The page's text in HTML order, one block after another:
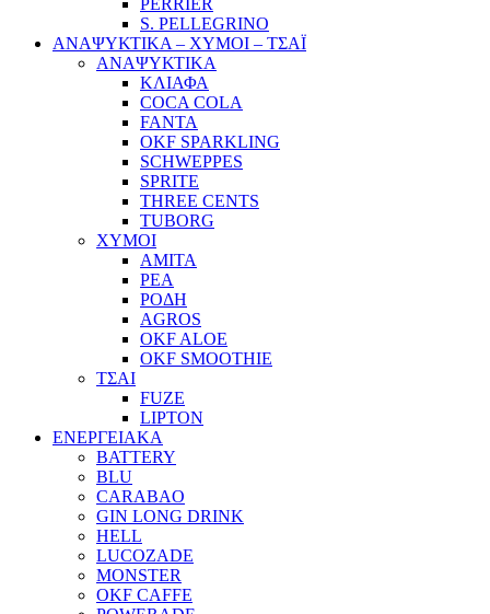
PERRIER
S. PELLEGRINO
ΑΝΑΨΥΚΤΙΚΑ – ΧΥΜΟΙ – ΤΣΑΪ
ΑΝΑΨΥΚΤΙΚΑ
ΚΛΙΑΦΑ
COCA COLA
FANTA
OKF SPARKLING
SCHWEPPES
SPRITE
THREE CENTS
TUBORG
ΧΥΜΟΙ
ΑΜΙΤΑ
ΡΕΑ
ΡΟΔΗ
AGROS
OKF ALOE
OKF SMOOTHIE
ΤΣΑΙ
FUZE
LIPTON
ΕΝΕΡΓΕΙΑΚΑ
BATTERY
BLU
CARABAO
GIN LONG DRINK
HELL
LUCOZADE
MONSTER
OKF CAFFE